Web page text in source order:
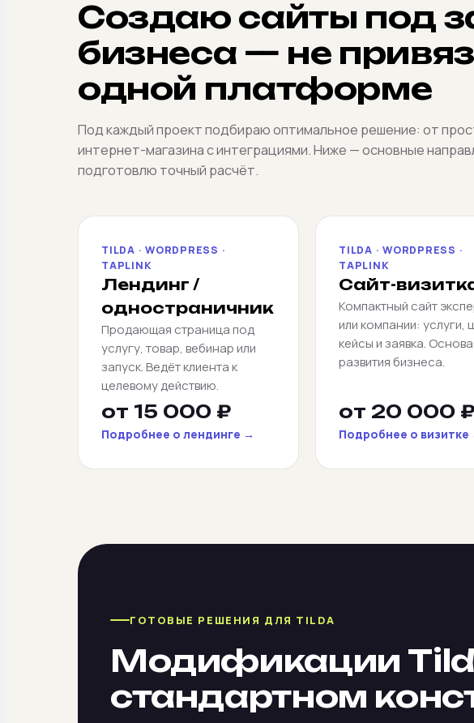
Создаю сайты под
бизнеса — не
одной платформе
Под каждый проект подбираю оптимальное решение: от
интернет-магазина с интеграциями. Ниже — основные
подготовлю точный расчёт.
TILDA · WORDPRESS ·
TAPLINK
Лендинг /
одностраничник
Продающая страница под
услугу, товар, вебинар или
запуск. Ведёт клиента к
целевому действию.
от 15 000 ₽
Подробнее о лендинге →
TILDA · WORDPRESS ·
TAPLINK
Сайт-
Компактный сайт
или компании: услуги,
кейсы и заявка.
развития бизнеса.
от 20 000 ₽
Подробнее о визитке
ГОТОВЫЕ РЕШЕНИЯ ДЛЯ TILDA
Модификации
стандартном